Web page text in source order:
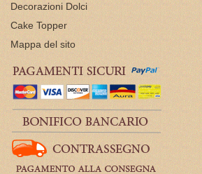
Decorazioni Dolci
Cake Topper
Mappa del sito